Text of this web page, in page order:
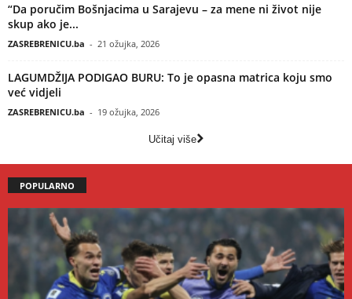
“Da poručim Bošnjacima u Sarajevu – za mene ni život nije
skup ako je...
ZASREBRENICU.ba - 21 ožujka, 2026
LAGUMDŽIJA PODIGAO BURU: To je opasna matrica koju smo
već vidjeli
ZASREBRENICU.ba - 19 ožujka, 2026
Učitaj više
POPULARNO